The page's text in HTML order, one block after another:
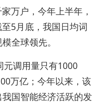
万户，今年上半年，
5月底，我国日均词
全球领先。
元调用量只有1000
万亿；今年以来，该
国智能经济活跃的发